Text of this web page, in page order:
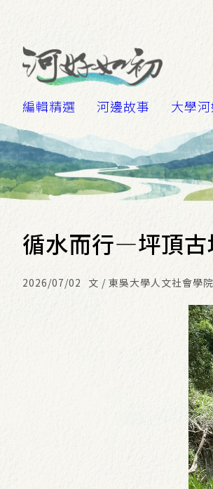
編輯精選 河邊故事 大學
循水而行—坪頂古
2026/07/02 文 / 東吳大學人文社會學